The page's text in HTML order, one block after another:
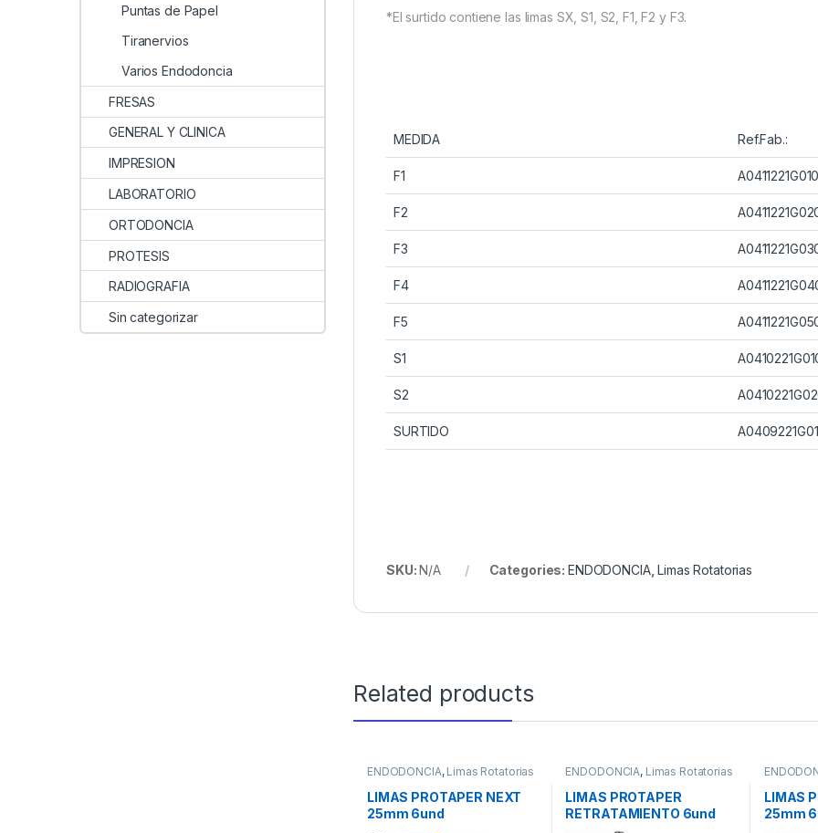
*El surtido contiene las limas SX, S1, S2, F1, F2 y F3.
MEDIDA Ref.Fab.:
F1
F2
F3
F4
F5
S1
S2
SURTIDO
SKU:N/A Categories: ENDODONCIA,Limas Rotatorias
Related products
ENDODONCIA, Limas Rotatorias
LIMAS PROTAPER NEXT
25mm 6und
ENDODONCIA, Limas Rotatorias
LIMAS PROTAPER
RETRATAMIENTO 6und
LIMAS
25mm
Puntas de Papel
Tiranervios
Varios Endodoncia
FRESAS
GENERAL Y CLINICA
IMPRESION
LABORATORIO
ORTODONCIA
PROTESIS
RADIOGRAFIA
Sin categorizar